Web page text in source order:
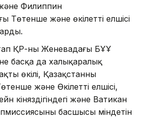
Филиппин
Төтенше және өкілетті елшісі
ҚР-ның Женевадағы БҰҰ
басқа да халықаралық
өкілі, Қазақстанның
және Өкілетті елшісі,
кіняздігіндегі және Ватикан
басшысы міндетін